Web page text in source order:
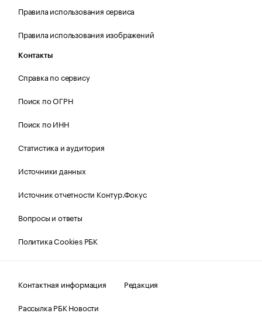
Правила использования сервиса
Правила использования изображений
Контакты
Справка по сервису
Поиск по ОГРН
Поиск по ИНН
Статистика и аудитория
Источники данных
Источник отчетности Контур.Фокус
Вопросы и ответы
Политика Cookies РБК
Контактная информация
Редакция
Рассылка РБК Новости